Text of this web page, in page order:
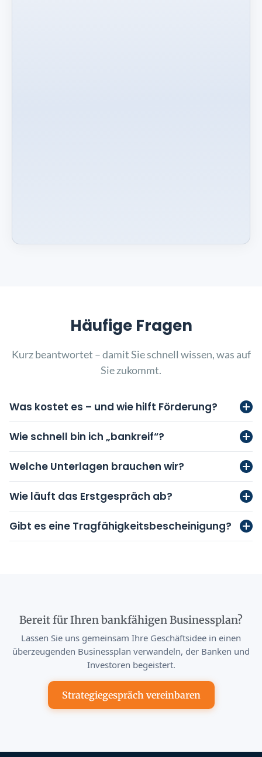
Häufige Fragen
Kurz beantwortet – damit Sie schnell wissen, was auf
Sie zukommt.
Was kostet es – und wie hilft Förderung?
Wie schnell bin ich „bankreif“?
Welche Unterlagen brauchen wir?
Wie läuft das Erstgespräch ab?
Gibt es eine Tragfähigkeitsbescheinigung?
Bereit für Ihren bankfähigen Businessplan?
Lassen Sie uns gemeinsam Ihre Geschäftsidee in einen
überzeugenden Businessplan verwandeln, der Banken und
Investoren begeistert.
Strategiegespräch vereinbaren